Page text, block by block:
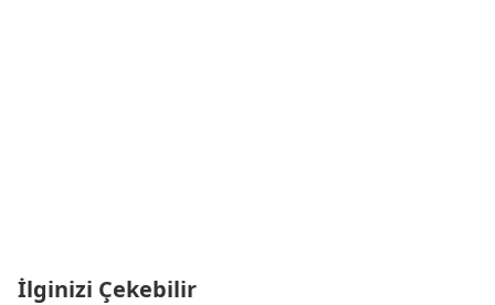
İlginizi Çekebilir